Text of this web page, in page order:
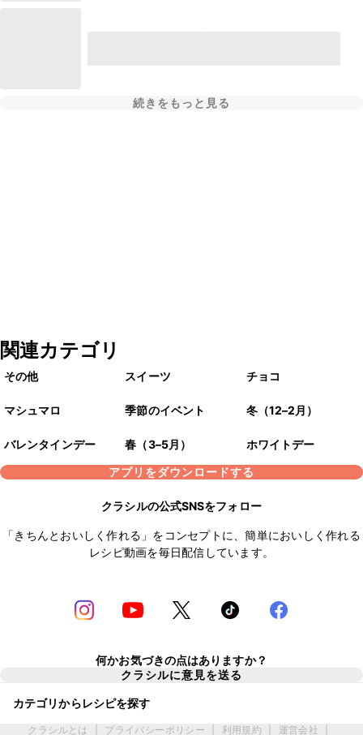
続きをもっと見る
関連カテゴリ
その他 スイーツ チョコ
マシュマロ 季節のイベント 冬（12–2月）
バレンタインデー 春（3–5月）
ホワイトデー
アプリをダウンロードする
クラシルの公式SNSをフォロー
「きちんとおいしく作れる」をコンセプトに、簡単においしく作れる
レシピ動画を毎日配信しています。
何かお気づきの点はありますか？
クラシルに意見を送る
カテゴリからレシピを探す
クラシルとは プライバシーポリシー 利用規約 運営会社